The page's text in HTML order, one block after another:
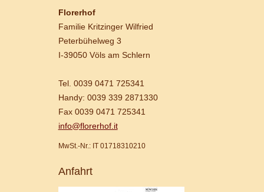
Florerhof
Familie Kritzinger Wilfried
Peterbühelweg 3
I-39050 Völs am Schlern
Tel. 0039 0471 725341
Handy: 0039 339 2871330
Fax 0039 0471 725341
info@florerhof.it
MwSt.-Nr.: IT 01718310210
Anfahrt